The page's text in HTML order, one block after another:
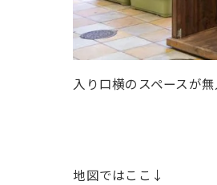
入り口横のスペースが
地図ではここ↓